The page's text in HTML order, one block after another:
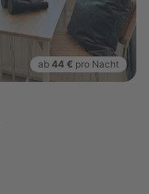
ab 44 € pro Nacht